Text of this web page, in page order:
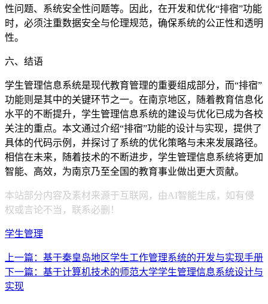
性问题、系统安全性问题等。因此，在开发和优化“排宿”功能
时，必须注重数据安全与伦理规范，确保系统的公正性和透明
性。
六、结语
学生管理信息系统是现代教育管理的重要组成部分，而“排宿”
功能则是其中的关键环节之一。在南京地区，随着教育信息化
水平的不断提升，学生管理信息系统的建设与优化已成为各校
关注的重点。本文通过介绍“排宿”功能的设计与实现，提供了
具体的代码示例，并探讨了系统的优化策略与未来发展路径。
相信在未来，随着技术的不断进步，学生管理信息系统将更加
智能、高效，为南京乃至全国的教育事业做出更大贡献。
本站部分内容及素材来源于互联网，由AI智能生成，如有侵
权或言论不当，联系必删！
学生管理
上一篇：基于秦皇岛地区学生工作管理系统的开发与实现手册
下一篇：基于计算机技术的师范大学学生管理信息系统设计与
实现